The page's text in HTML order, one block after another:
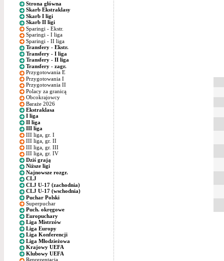
Strona główna
Skarb Ekstraklasy
Skarb I ligi
Skarb II ligi
Sparingi - Ekstr.
Sparingi - I liga
Sparingi - II liga
Transfery - Ekstr.
Transfery - I liga
Transfery - II liga
Transfery - zagr.
Przygotowania E
Przygotowania I
Przygotowania II
Polacy za granicą
Obcokrajowcy
Baraże 2026
Ekstraklasa
I liga
II liga
III liga
III liga, gr. I
III liga, gr. II
III liga, gr. III
III liga, gr. IV
Dziś grają
Niższe ligi
Najnowsze rozgr.
CLJ
CLJ U-17 (zachodnia)
CLJ U-17 (wschodnia)
Puchar Polski
Superpuchar
Puch. okręgowe
Europuchary
Liga Mistrzów
Liga Europy
Liga Konferencji
Liga Młodzieżowa
Krajowy UEFA
Klubowy UEFA
Reprezentacja